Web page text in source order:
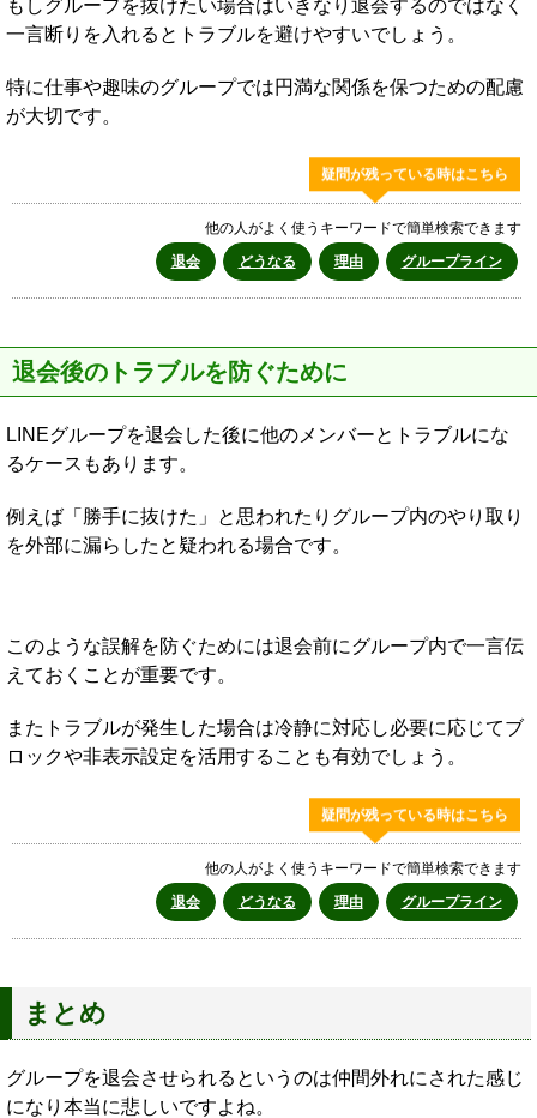
もしグループを抜けたい場合はいきなり退会するのではなく
一言断りを入れるとトラブルを避けやすいでしょう。
特に仕事や趣味のグループでは円満な関係を保つための配慮
が大切です。
疑問が残っている時はこちら
他の人がよく使うキーワードで簡単検索できます
退会
どうなる 理由 グループライン
退会後のトラブルを防ぐために
LINEグループを退会した後に他のメンバーとトラブルにな
るケースもあります。
例えば「勝手に抜けた」と思われたりグループ内のやり取り
を外部に漏らしたと疑われる場合です。
このような誤解を防ぐためには退会前にグループ内で一言伝
えておくことが重要です。
またトラブルが発生した場合は冷静に対応し必要に応じてブ
ロックや非表示設定を活用することも有効でしょう。
疑問が残っている時はこちら
他の人がよく使うキーワードで簡単検索できます
退会
どうなる 理由 グループライン
まとめ
グループを退会させられるというのは仲間外れにされた感じ
になり本当に悲しいですよね。